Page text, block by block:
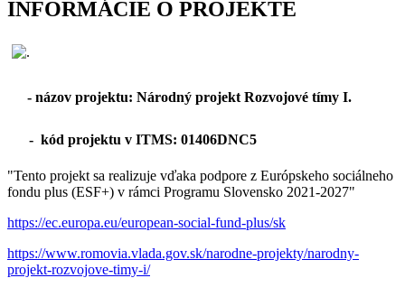
INFORMÁCIE O PROJEKTE
- názov projektu: Národný projekt Rozvojové tímy I.
- kód projektu v ITMS: 01406DNC5
"Tento projekt sa realizuje vďaka podpore z Európskeho sociálneho
fondu plus (ESF+) v rámci Programu Slovensko 2021-2027"
https://ec.europa.eu/european-social-fund-plus/sk
https://www.romovia.vlada.gov.sk/narodne-projekty/narodny-
projekt-rozvojove-timy-i/